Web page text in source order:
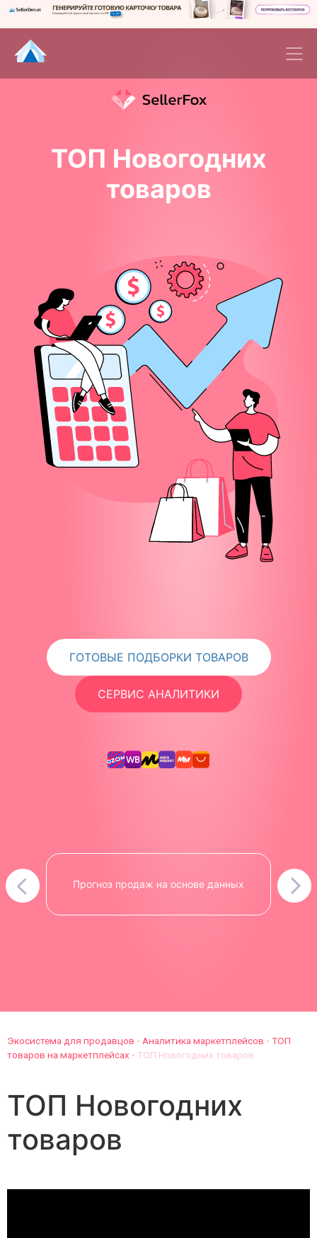
ТОП Новогодних
товаров
ГОТОВЫЕ ПОДБОРКИ ТОВАРОВ
СЕРВИС АНАЛИТИКИ
Прогноз продаж на основе данных
Экосистема для продавцов • Аналитика маркетплейсов • ТОП
товаров на маркетплейсах • ТОП Новогодних товаров
ТОП Новогодних
товаров